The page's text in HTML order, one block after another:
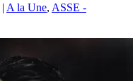
| A la Une, ASSE -